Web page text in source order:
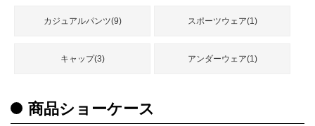
気
商
カジュアルパンツ(9) スポーツウェア(1)
キャップ(3) アンダーウェア(1)
商品ショーケース